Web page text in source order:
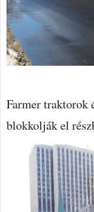
Farmer traktorok
blokkolják el